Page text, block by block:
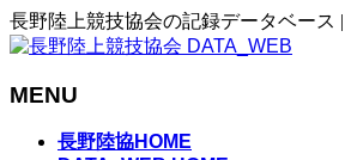
長野陸上競技協会の記録データベース
MENU
長野陸協HOME